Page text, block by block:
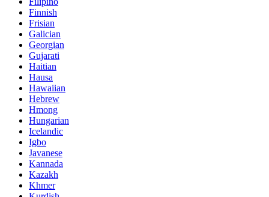
Finnish
Frisian
Galician
Georgian
Gujarati
Haitian
Hausa
Hawaiian
Hebrew
Hmong
Hungarian
Icelandic
Igbo
Javanese
Kannada
Kazakh
Khmer